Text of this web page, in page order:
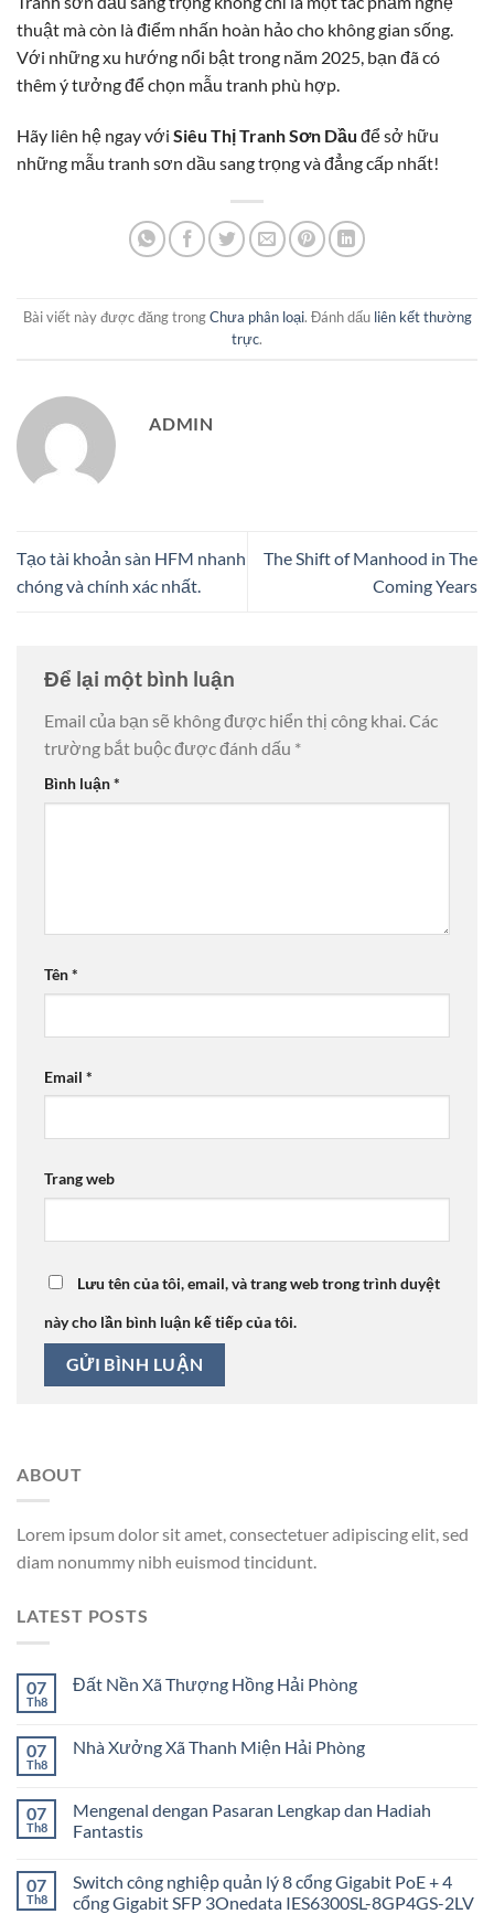
thuật mà còn là điểm nhấn hoàn hảo cho không gian sống.
Với những xu hướng nổi bật trong năm 2025, bạn đã có
thêm ý tưởng để chọn mẫu tranh phù hợp.
Hãy liên hệ ngay với Siêu Thị Tranh Sơn Dầu để sở hữu
những mẫu tranh sơn dầu sang trọng và đẳng cấp nhất!
Bài viết này được đăng trongChưa phân loại. Đánh dấu liên kết thường
trực.
ADMIN
Tạo tài khoản sàn HFM nhanh
chóng và chính xác nhất.
The Shift of Manhood in The
Coming Years
Để lại một bình luận
Email của bạn sẽ không được hiển thị công khai.Các
trường bắt buộc được đánh dấu *
Bình luận*
Tên*
Email *
Trang web
Lưu tên của tôi, email, và trang web trong trình duyệt
này cho lần bình luận kế tiếp của tôi.
ABOUT
Lorem ipsum dolor sit amet, consectetuer adipiscing elit, sed
diam nonummy nibh euismod tincidunt.
LATEST POSTS
07
Th8
Đất Nền Xã Thượng Hồng Hải Phòng
07
Th8
Nhà Xưởng Xã Thanh Miện Hải Phòng
07
Th8
Mengenal dengan Pasaran Lengkap dan Hadiah
Fantastis
07
Th8
Switch công nghiệp quản lý 8 cổng Gigabit PoE + 4
cổng Gigabit SFP 3Onedata IES6300SL-8GP4GS-2LV